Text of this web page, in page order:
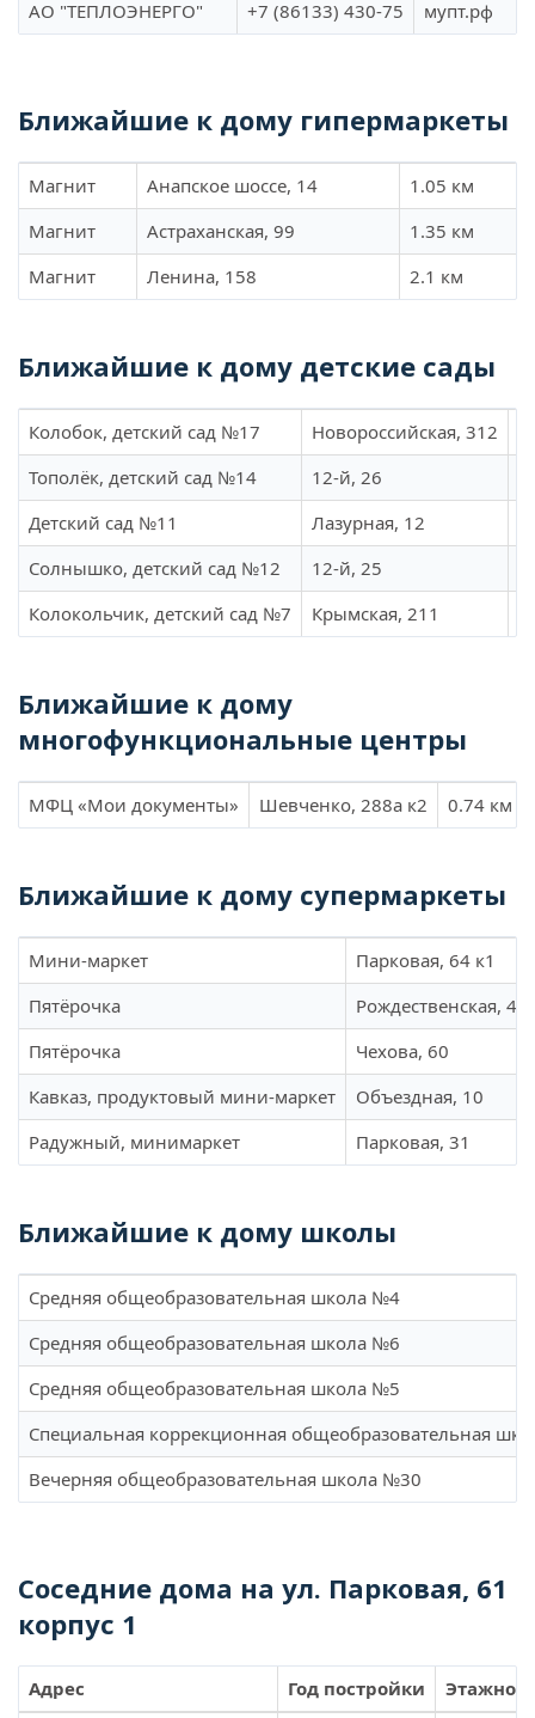
АО "ТЕПЛОЭНЕРГО"
+7 (86133) 430-75 мупт.рф
Ближайшие к дому гипермаркеты
Магнит Анапское шоссе, 14
1.05 км
Магнит
Астраханская, 99
1.35 км
Магнит
Ленина, 158 2.1 км
Ближайшие к дому детские сады
Колобок, детский сад №17 Новороссийская, 312
Тополёк, детский сад №14
12-й, 26
Детский сад №11
Лазурная, 12
Солнышко, детский сад №12
12-й, 25
Колокольчик, детский сад №7
Крымская, 211
Ближайшие к дому
многофункциональные центры
МФЦ «Мои документы» Шевченко, 288а к2 0.74 км
Ближайшие к дому супермаркеты
Мини-маркет
Парковая, 64 к1
Пятёрочка
Рождественская, 42
Пятёрочка
Чехова, 60
Кавказ, продуктовый мини-маркет
Объездная, 10
Радужный, минимаркет
Парковая, 31
Ближайшие к дому школы
Средняя общеобразовательная школа №4
Средняя общеобразовательная школа №6
Средняя общеобразовательная школа №5
Специальная коррекционная общеобразовательная
Вечерняя общеобразовательная школа №30
Соседние дома на ул. Парковая, 61
корпус 1
Адрес Год постройки